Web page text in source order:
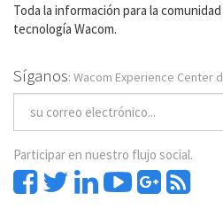
Toda la información para la
tecnología Wacom.
Síganos: Wacom Experience Center
Participar en nuestro flujo social.